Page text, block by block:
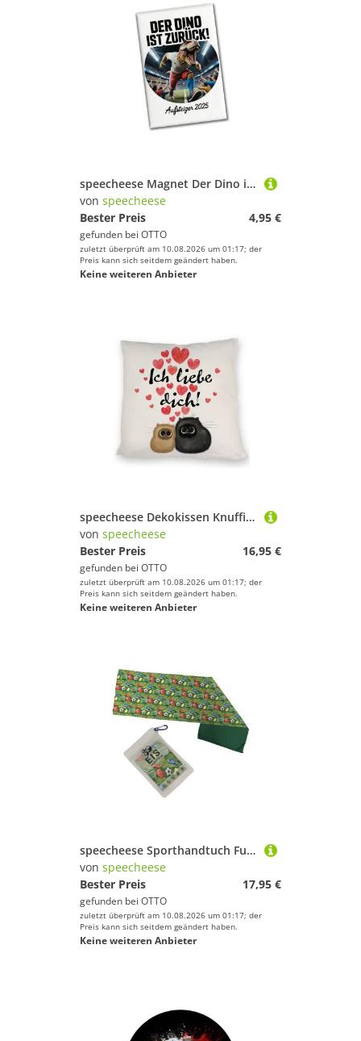
speecheese Magnet Der Dino ist zurück Hamburg Souvenir Souvenir Magnet - Aufsteiger 2025
von speecheese
Bester Preis
4,95 €
gefunden bei OTTO
zuletzt überprüft am 10.08.2026 um 01:17; der
Preis kann sich seitdem geändert haben.
Keine weiteren Anbieter
speecheese Dekokissen Knuffige Katzen Kissen mit Spruch Ich liebe dich
von speecheese
Bester Preis
16,95 €
gefunden bei OTTO
zuletzt überprüft am 10.08.2026 um 01:17; der
Preis kann sich seitdem geändert haben.
Keine weiteren Anbieter
speecheese Sporthandtuch Fussball Eishandtuch
von speecheese
Bester Preis
17,95 €
gefunden bei OTTO
zuletzt überprüft am 10.08.2026 um 01:17; der
Preis kann sich seitdem geändert haben.
Keine weiteren Anbieter